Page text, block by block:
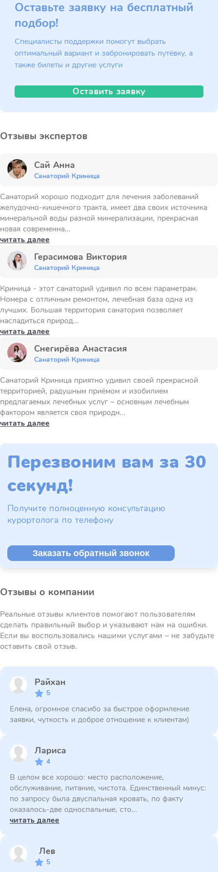
Оставьте заявку на бесплатный
подбор!
Специалисты поддержки помогут выбрать
оптимальный вариант и забронировать путёвку, а
также билеты и другие услуги
Оставить заявку
Отзывы экспертов
Сай Анна
Санаторий Криница
Санаторий хорошо подходит для лечения заболеваний
желудочно-кишечного тракта, имеет два своих источника
минеральной воды разной минерализации, прекрасная
новая современна...
читать далее
Герасимова Виктория
Санаторий Криница
Криница - этот санаторий удивил по всем параметрам.
Номера с отличным ремонтом, лечебная база одна из
лучших. Большая территория санатория позволяет
насладиться природ...
читать далее
Снегирёва Анастасия
Санаторий Криница
Санаторий Криница приятно удивил своей прекрасной
территорией, радушным приёмом и изобилием
предлагаемых лечебных услуг – основным лечебным
фактором является своя природн...
читать далее
Перезвоним вам за 30
секунд!
Получите полноценную консультацию
курортолога по телефону
Заказать обратный звонок
Отзывы о компании
Реальные отзывы клиентов помогают пользователям
сделать правильный выбор и указывают нам на ошибки.
Если вы воспользовались нашими услугами – не забудьте
оставить свой отзыв.
Райхан
5
Елена, огромное спасибо за быстрое оформление
заявки, чуткость и доброе отношение к клиентам)
Лариса
4
В целом все хорошо: место расположение,
обслуживание, питание, чистота. Единственный минус:
по запросу была двуспальная кровать, по факту
оказалось-две односпальные, сто...
читать далее
Лев
5